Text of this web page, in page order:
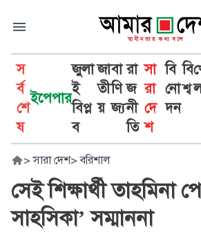
স
র্ব
শে
ষ
ইপেপার
জুলা
ই
বিপ্ল
ব
জা
তী
য়
বা
ণি
জ্য
রা
জ
নী
তি
সা
রা
দে
শ
বি
নো
দন
বি
শ্ব
> সারা দেশ> বরিশাল
সেই শিক্ষার্থী তাহমিনা
সাহসিকা’ সম্মাননা